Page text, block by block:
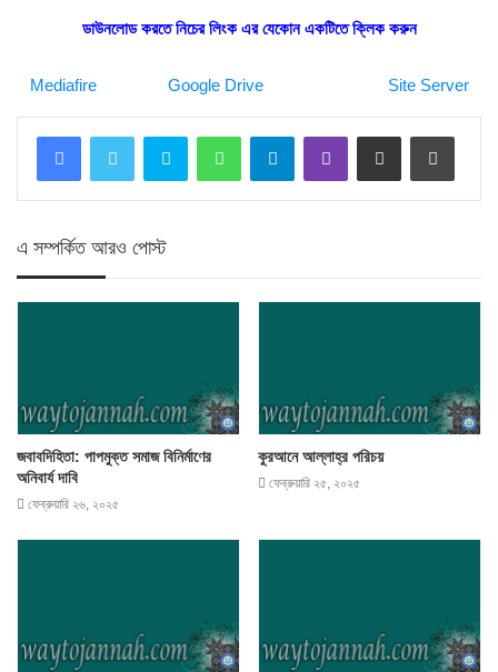
ডাউনলোড করতে নিচের লিংক এর যেকোন একটিতে ক্লিক করুন
Mediafire Google Drive Site Server
Skype WhatsAppTelegramViber Share via Email Print
এ সম্পর্কিত আরও পোস্ট
জবাবদিহিতা: পাপমুক্ত সমাজ বিনির্মাণের
অনিবার্য দাবি
ফেব্রুয়ারি ২৬, ২০২৫
কুরআনে আল্লাহ্‌র পরিচয়
ফেব্রুয়ারি ২৫, ২০২৫